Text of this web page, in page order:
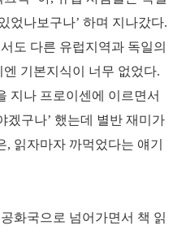
었나보구나’ 하며 지나갔다.
도 다른 유럽지역과 독일의
기본지식이 너무 없었다.
지나 프로이센에 이르면서
겠구나’ 했는데 별반 재미가
읽자마자 까먹었다는 얘기
화국으로 넘어가면서 책 읽